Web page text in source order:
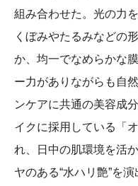
組み合わせた。光の力
くぼみやたるみなどの
か、均一でなめらかな
ー力がありながらも自
ンケアに共通の美容成
イクに採用している「
れ、日中の肌環境を活
ヤのある“水ハリ艶”を演